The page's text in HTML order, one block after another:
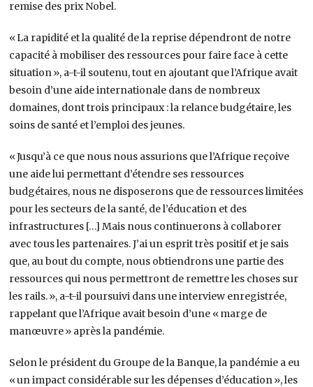
remise des prix Nobel.
« La rapidité et la qualité de la reprise dépendront de notre
capacité à mobiliser des ressources pour faire face à cette
situation », a-t-il soutenu, tout en ajoutant que l’Afrique avait
besoin d’une aide internationale dans de nombreux
domaines, dont trois principaux : la relance budgétaire, les
soins de santé et l’emploi des jeunes.
« Jusqu’à ce que nous nous assurions que l’Afrique reçoive
une aide lui permettant d’étendre ses ressources
budgétaires, nous ne disposerons que de ressources limitées
pour les secteurs de la santé, de l’éducation et des
infrastructures […] Mais nous continuerons à collaborer
avec tous les partenaires. J’ai un esprit très positif et je sais
que, au bout du compte, nous obtiendrons une partie des
ressources qui nous permettront de remettre les choses sur
les rails. », a-t-il poursuivi dans une interview enregistrée,
rappelant que l’Afrique avait besoin d’une « marge de
manœuvre » après la pandémie.
Selon le président du Groupe de la Banque, la pandémie a eu
« un impact considérable sur les dépenses d’éducation », les